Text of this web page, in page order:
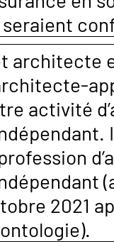
seraient
architecte
activité
2021